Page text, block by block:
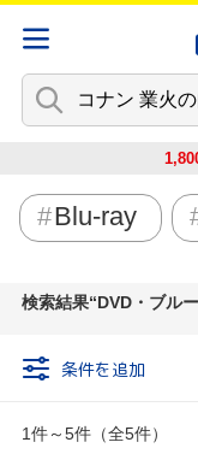
Blu-ray
検索結果 DVD・ブル
条件を追加
1件～5件（全5件）